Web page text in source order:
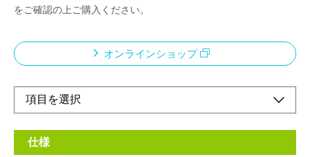
をご確認の上ご購入ください。
オンラインショップ
仕様